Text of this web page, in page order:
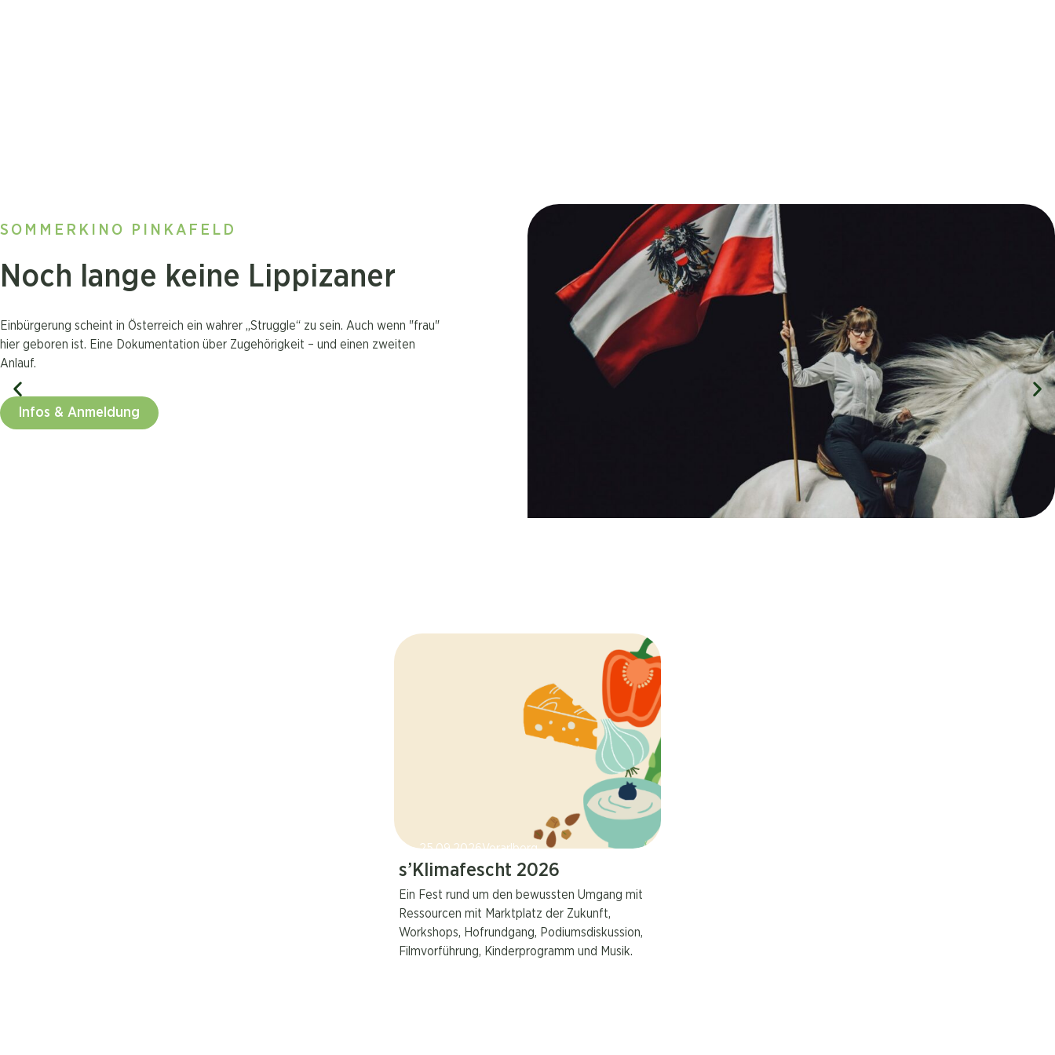
SOMMERKINO PINKAFELD
Noch lange keine Lippizaner
Einbürgerung scheint in Österreich ein wahrer „Struggle“ zu sein. Auch wenn "frau"
hier geboren ist. Eine Dokumentation über Zugehörigkeit – und einen zweiten
Anlauf.
Infos & Anmeldung
25.09.2026Vorarlberg
s’Klimafescht 2026
Ein Fest rund um den bewussten Umgang mit
Ressourcen mit Marktplatz der Zukunft,
Workshops, Hofrundgang, Podiumsdiskussion,
Filmvorführung, Kinderprogramm und Musik.